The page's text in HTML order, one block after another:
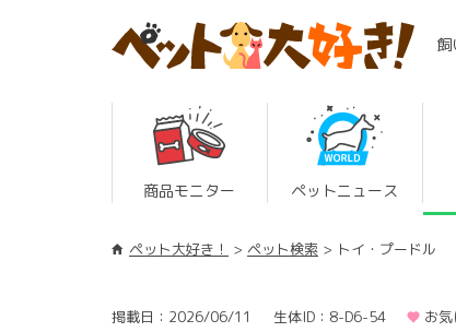
商品モニター ペットニュース
ペット大好き！ ペット検索 トイ・プードル
掲載日：2026/06/11 生体ID：8-D6-54 お